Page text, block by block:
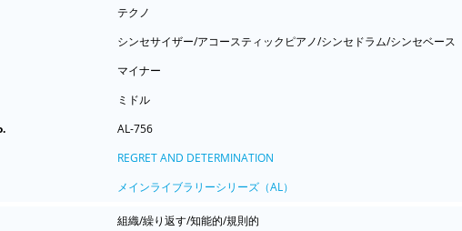
テクノ
シンセサイザー/アコースティックピアノ/シンセドラム/シンセベース
マイナー
ミドル
AL-756
REGRET AND DETERMINATION
メインライブラリーシリーズ（AL）
組織/繰り返す/知能的/規則的